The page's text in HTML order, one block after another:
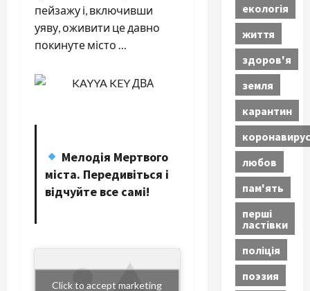
пейзажу і, включивши
уяву, оживити це давно
покинуте місто …
Мелодія Мертвого
міста. Передивіться і
відчуйте все самі!
Click to accept marketing
екологія
життя
здоров'я
земля
карантин
коронавирус
любов
пам'ять
перші
ластівки
поліція
поэзия